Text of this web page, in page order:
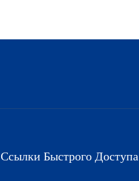
Ссылки Быстрого Доступа